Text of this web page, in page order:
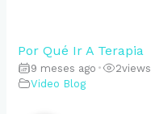
Por Qué Ir A Terapia
9 meses ago • 2views
Video Blog